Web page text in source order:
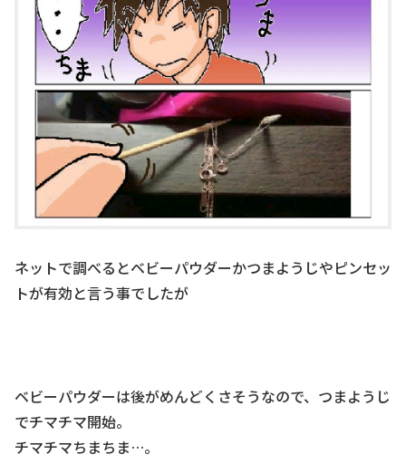
ネットで調べるとベビーパウダーかつまようじやピンセッ
トが有効と言う事でしたが
ベビーパウダーは後がめんどくさそうなので、つまようじ
でチマチマ開始。
チマチマちまちま…。